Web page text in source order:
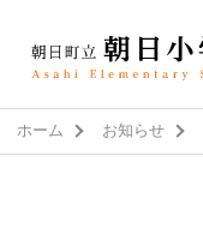
ホーム お知らせ